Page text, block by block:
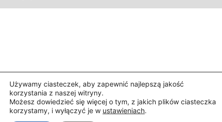
Używamy ciasteczek, aby zapewnić najlepszą jakość
korzystania z naszej witryny.
Możesz dowiedzieć się więcej o tym, z jakich plików ciasteczka
korzystamy, i wyłączyć je w ustawieniach.